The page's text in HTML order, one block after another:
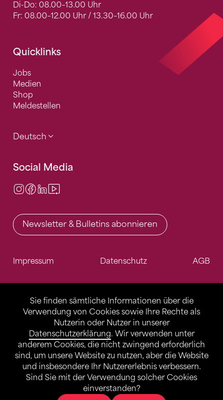
Sie finden sämtliche Informationen über die
Verwendung von Cookies sowie Ihre Rechte als
Nutzerin oder Nutzer in unserer
Datenschutzerklärung. Wir verwenden unter
anderem Cookies, die nicht zwingend erforderlich
sind, um unsere Website zu nutzen, aber die Website
und insbesondere Ihr Nutzererlebnis verbessern.
Sind Sie mit der Verwendung solcher Cookies
einverstanden?
Di-Do: 08.00–13.00 Uhr
Fr: 08.00–12.00 Uhr / 13.30–16.00 Uhr
Quicklinks
Jobs
Medien
Shop
Meldestellen
Deutsch
Social Media
Instagram
Facebook
LinkedIn
Newsletter & Bulletins abonnieren
Impressum Datenschutz AGB